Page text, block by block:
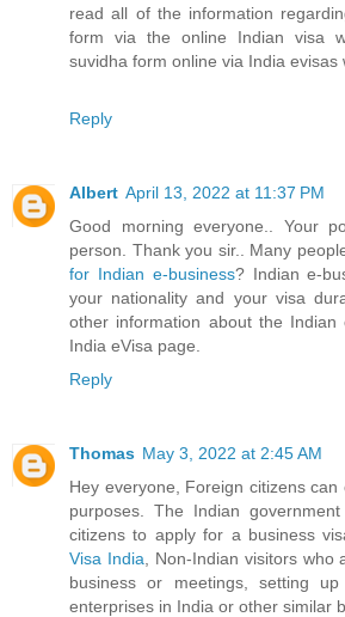
read all of the information
form via the online Indian visa
suvidha form online via India evisas
Reply
Albert April 13, 2022 at 11:37 PM
Good morning everyone.. Your
person. Thank you sir.. Many
for Indian e-business? Indian e-
your nationality and your visa
other information about the
India eVisa page.
Reply
Thomas May 3, 2022 at 2:45 AM
Hey everyone, Foreign citizens
purposes. The Indian
citizens to apply for a business
Visa India , Non-Indian visitors
business or meetings, setting
enterprises in India or other similar